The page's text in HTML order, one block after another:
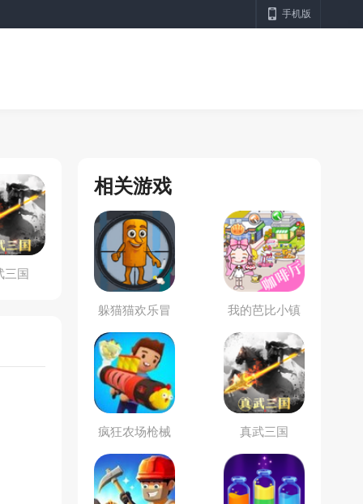
手机版
三国
相关游戏
躲猫猫欢乐冒
险
我的芭比小镇
疯狂农场枪械
合成大师
真武三国